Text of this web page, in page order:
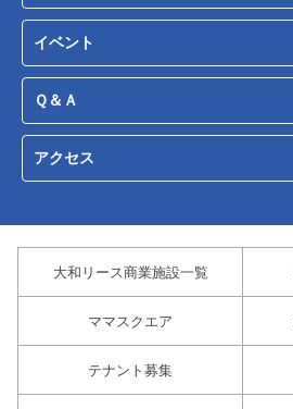
イベント
Ｑ＆Ａ
アクセス
大和リース商業施設一覧
ママスクエア
テナント募集